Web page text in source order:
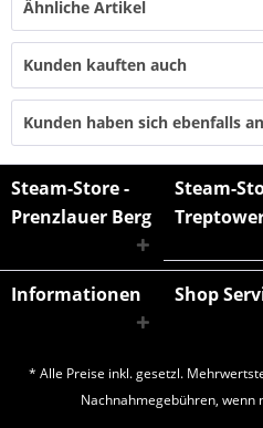
Ähnliche Artikel
Kunden kauften auch
Kunden haben sich ebenfalls
Steam-Store -
Prenzlauer Berg
Steam-
Informationen
Shop
* Alle Preise inkl. gesetzl.
Nachnahmegebühren, wenn